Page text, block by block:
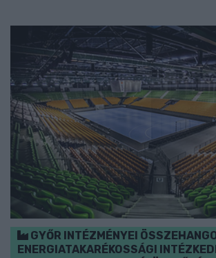
GYŐR INTÉZMÉNYEI
ENERGIATAKARÉKOSSÁGI